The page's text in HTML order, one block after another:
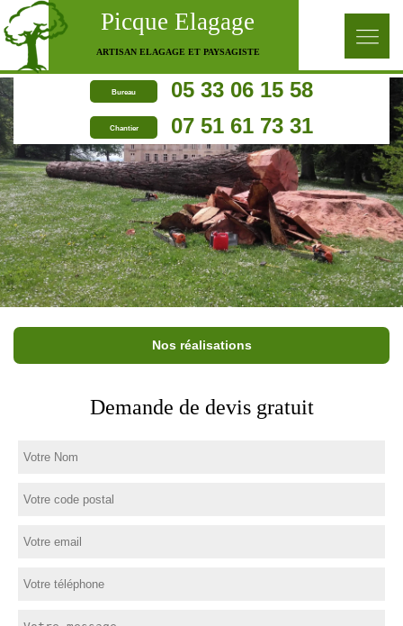
Picque Elagage
ARTISAN ELAGAGE ET PAYSAGISTE
Bureau 05 33 06 15 58
Chantier 07 51 61 73 31
Nos réalisations
Demande de devis gratuit